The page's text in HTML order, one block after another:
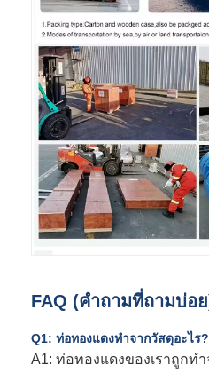
FAQ (คําถามที่ถามบ่อ
Q1: ท่อทองแดงทําจากวัสดุอะไร?
A1: ท่อทองแดงของเราถูกทํ